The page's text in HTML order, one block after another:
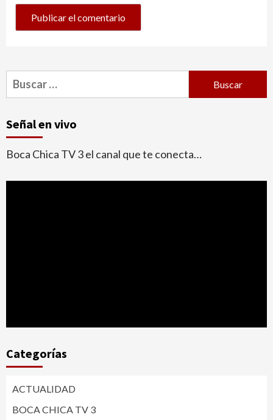
Buscar:
Señal en vivo
Boca Chica TV 3 el canal que te conecta…
Categorías
ACTUALIDAD
BOCA CHICA TV 3